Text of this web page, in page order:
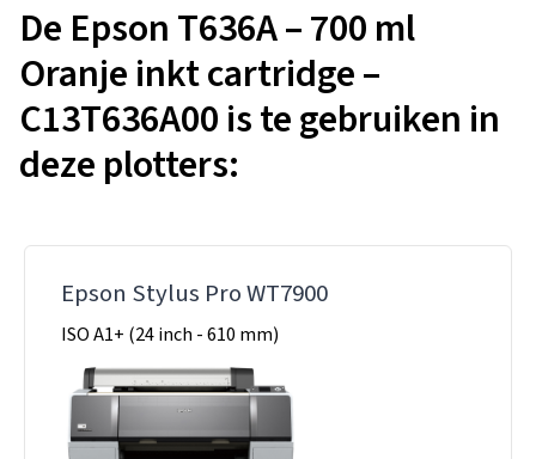
De Epson T636A – 700 ml
Oranje inkt cartridge –
C13T636A00 is te gebruiken in
deze plotters:
Epson Stylus Pro WT7900
ISO A1+ (24 inch - 610 mm)